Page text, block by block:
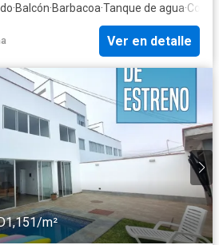
·Balcón·Barbacoa·Tanque de agua·
Ver en detalle
m²